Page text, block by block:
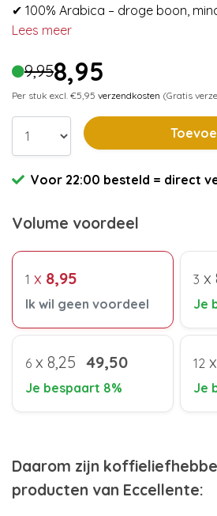
✔ 100% Arabica – droge boon,
Lees meer
9,958,95
Per stuk excl. €5,95 verzendkosten (Gratis
Voor 22:00 besteld = direct
Volume voordeel
1 x 8,95
Ik wil geen voordeel
3 x
Je
6 x 8,25 49,50
Je bespaart 8%
12 x
Je
Daarom zijn
producten van Eccellente: